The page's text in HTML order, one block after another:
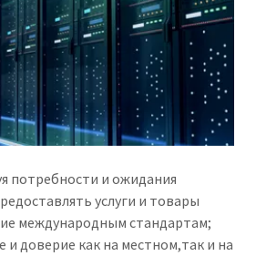
потребности и ожидания
услуги и товары
международным стандартам;
и доверие как на местном,так и на